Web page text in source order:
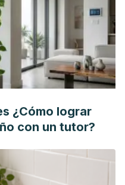
¿Cómo lograr
con un tutor?